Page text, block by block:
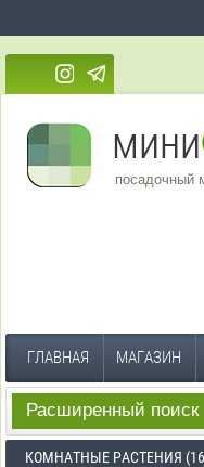
посадочный
ГЛАВНАЯ МАГАЗИН
Расширенный поиск
КОМНАТНЫЕ РАСТЕНИЯ